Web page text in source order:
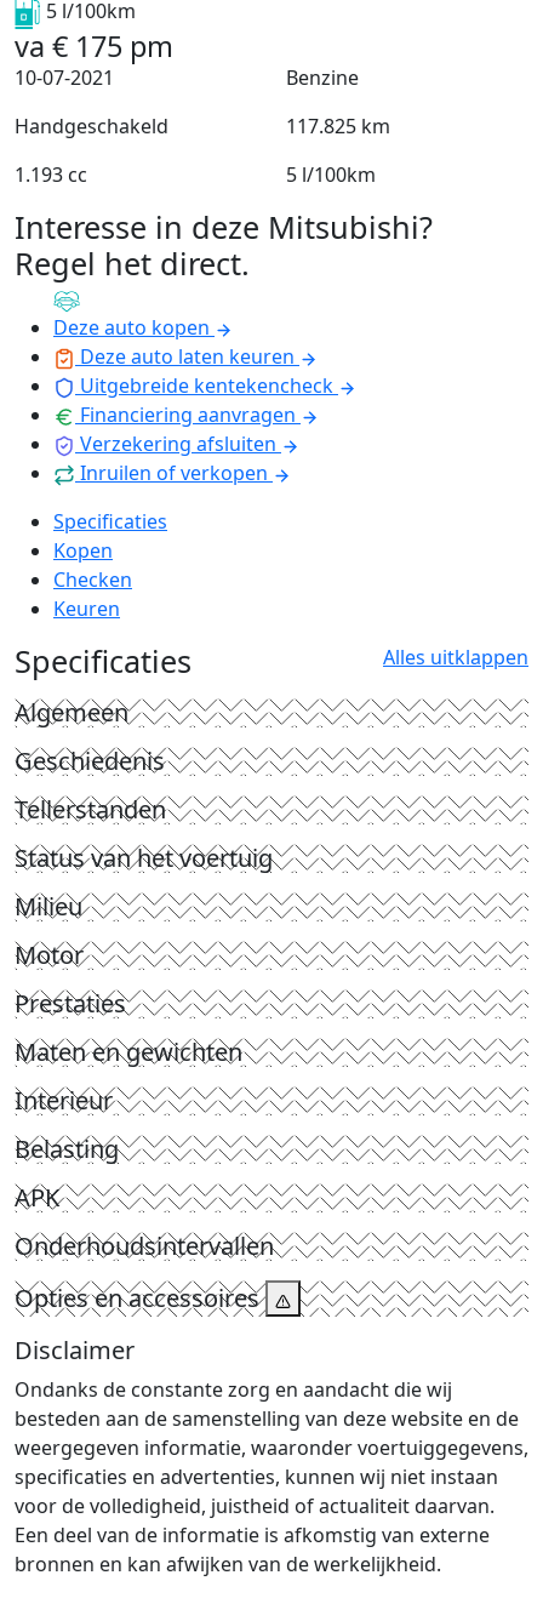
5 l/100km
va € 175 pm
10-07-2021
Benzine
Handgeschakeld
117.825 km
1.193 cc
5 l/100km
Interesse in deze Mitsubishi?
Regel het direct.
Deze auto kopen
Deze auto laten keuren
Uitgebreide kentekencheck
Financiering aanvragen
Verzekering afsluiten
Inruilen of verkopen
Specificaties
Kopen
Checken
Keuren
Specificaties Alles uitklappen
Algemeen
Geschiedenis
Tellerstanden
Status van het voertuig
Milieu
Motor
Prestaties
Maten en gewichten
Interieur
Belasting
APK
Onderhoudsintervallen
Opties en accessoires
Disclaimer
Ondanks de constante zorg en aandacht die wij
besteden aan de samenstelling van deze website en de
weergegeven informatie, waaronder voertuiggegevens,
specificaties en advertenties, kunnen wij niet instaan
voor de volledigheid, juistheid of actualiteit daarvan.
Een deel van de informatie is afkomstig van externe
bronnen en kan afwijken van de werkelijkheid.